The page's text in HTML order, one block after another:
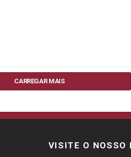
CARREGAR MAIS
VISITE O NOSSO